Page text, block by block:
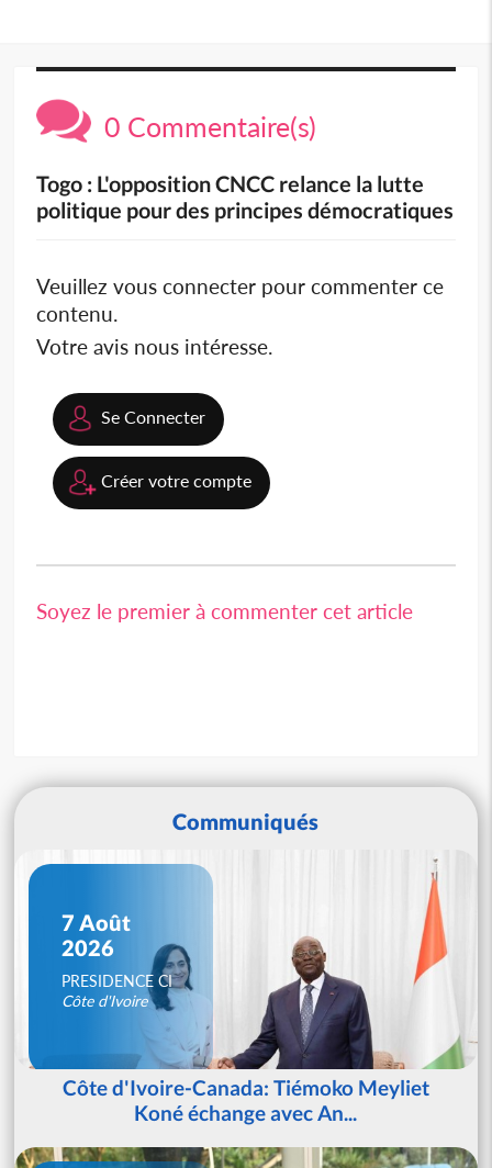
0 Commentaire(s)
Togo : L'opposition CNCC relance la lutte
politique pour des principes démocratiques
Veuillez vous connecter pour commenter ce
contenu.
Votre avis nous intéresse.
Se Connecter
Créer votre compte
Soyez le premier à commenter cet article
Communiqués
7 Août
2026
PRESIDENCE CI
Côte d'Ivoire
Côte d'Ivoire-Canada: Tiémoko Meyliet
Koné échange avec An...